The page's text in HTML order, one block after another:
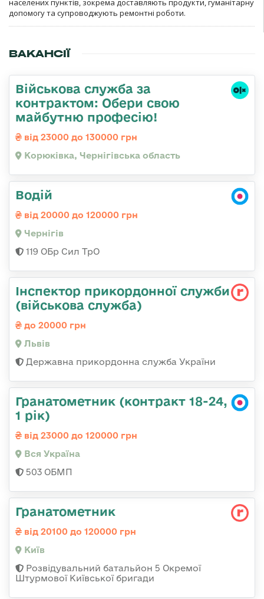
населених пунктів, зокрема доставляють продукти, гуманітарну
допомогу та супроводжують ремонтні роботи.
ВАКАНСІЇ
Військова служба за
контрактом: Обери свою
майбутню професію!
від 23000 до 130000 грн
Корюківка, Чернігівська область
Водій
від 20000 до 120000 грн
Чернігів
119 ОБр Сил ТрО
Інспектор прикордонної служби
(військова служба)
до 20000 грн
Львів
Державна прикордонна служба України
Гранатометник (контракт 18-24,
1 рік)
від 23000 до 120000 грн
Вся Україна
503 ОБМП
Гранатометник
від 20100 до 120000 грн
Київ
Розвідувальний батальйон 5 Окремої
Штурмової Київської бригади